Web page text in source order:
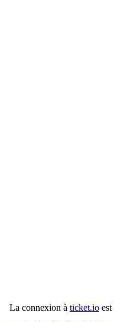
La connexion à ticket.io